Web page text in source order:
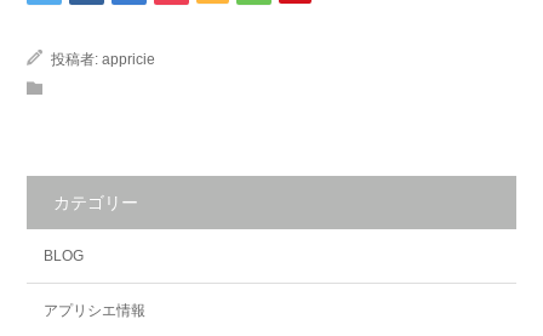
投稿者: appricie
カテゴリー
BLOG
アプリシエ情報